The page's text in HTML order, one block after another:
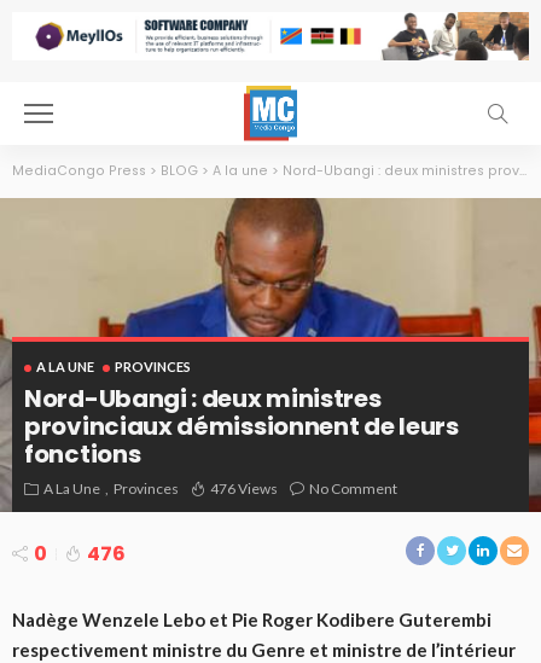
MediaCongo Press > BLOG > A la une > Nord-Ubangi : deux ministres provinciaux démissionnent de leurs fonctions
A LA UNE PROVINCES
Nord-Ubangi : deux ministres
provinciaux démissionnent de leurs
fonctions
A La Une Provinces 476 Views No Comment
0 476
Nadège Wenzele Lebo et Pie Roger Kodibere Guterembi
respectivement ministre du Genre et ministre de l’intérieur